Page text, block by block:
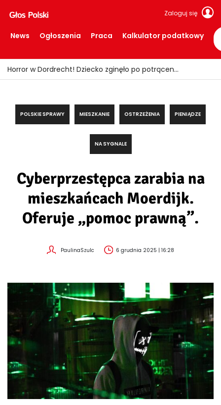
Zaloguj się
News Ogłoszenia Praca Kalkulator podatkowy
Fałszywi policjanci okradali seniorów! Wpadli z łupem i podrobionymi mundurami
POLSKIE SPRAWY MIESZKANIE OSTRZEŻENIA PIENIĄDZE
NA SYGNALE
Cyberprzestępca zarabia na
mieszkańcach Moerdijk.
Oferuje „pomoc prawną”.
PaulinaSzulc 6 grudnia 2025 | 16:28